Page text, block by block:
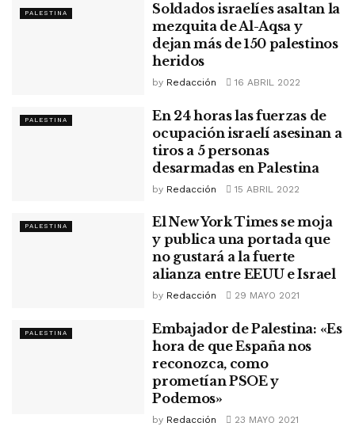
PALESTINA
Soldados israelíes asaltan la
mezquita de Al-Aqsa y
dejan más de 150 palestinos
heridos
by Redacción 16 ABRIL 2022
PALESTINA
En 24 horas las fuerzas de
ocupación israelí asesinan a
tiros a 5 personas
desarmadas en Palestina
by Redacción 15 ABRIL 2022
PALESTINA
El New York Times se moja
y publica una portada que
no gustará a la fuerte
alianza entre EEUU e Israel
by Redacción 29 MAYO 2021
PALESTINA
Embajador de Palestina: «Es
hora de que España nos
reconozca, como
prometían PSOE y
Podemos»
by Redacción 23 MAYO 2021